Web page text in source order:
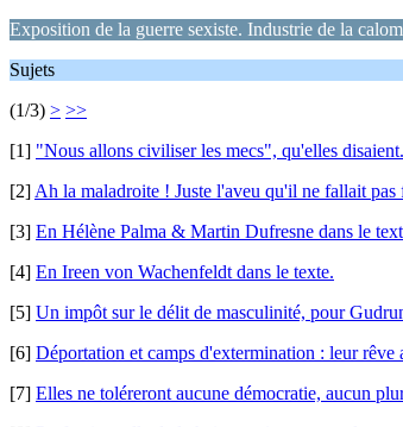
Exposition de la guerre sexiste. Industrie de la
Sujets
(1/3) > >>
[1] "Nous allons civiliser les mecs", qu'elles
[2] Ah la maladroite ! Juste l'aveu qu'il ne fallait pas
[3] En Hélène Palma & Martin Dufresne dans le
[4] En Ireen von Wachenfeldt dans le texte.
[5] Un impôt sur le délit de masculinité, pour
[6] Déportation et camps d'extermination : leur rêve
[7] Elles ne toléreront aucune démocratie, aucun